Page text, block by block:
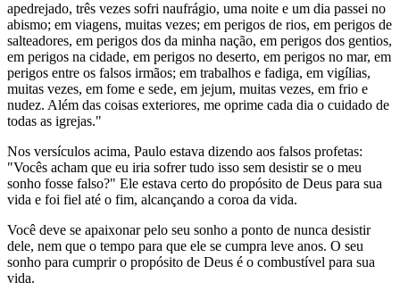
apedrejado, três vezes sofri naufrágio, uma noite e um dia passei no
abismo; em viagens, muitas vezes; em perigos de rios, em perigos de
salteadores, em perigos dos da minha nação, em perigos dos gentios,
em perigos na cidade, em perigos no deserto, em perigos no mar, em
perigos entre os falsos irmãos; em trabalhos e fadiga, em vigílias,
muitas vezes, em fome e sede, em jejum, muitas vezes, em frio e
nudez. Além das coisas exteriores, me oprime cada dia o cuidado de
todas as igrejas."
Nos versículos acima, Paulo estava dizendo aos falsos profetas:
"Vocês acham que eu iria sofrer tudo isso sem desistir se o meu
sonho fosse falso?" Ele estava certo do propósito de Deus para sua
vida e foi fiel até o fim, alcançando a coroa da vida.
Você deve se apaixonar pelo seu sonho a ponto de nunca desistir
dele, nem que o tempo para que ele se cumpra leve anos. O seu
sonho para cumprir o propósito de Deus é o combustível para sua
vida.